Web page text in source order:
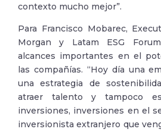
contexto mucho mejor”.
Para Francisco Mobarec,
Morgan y Latam ESG
alcances importantes en el
las compañías. “Hoy día una
una estrategia de
atraer talento y tampoco
inversiones, inversiones en el
inversionista extranjero que